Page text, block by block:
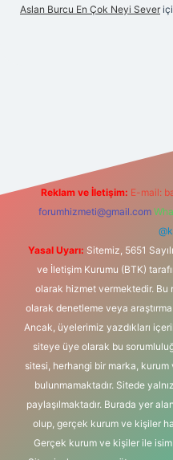
Aslan Burcu En Çok Neyi Sever
Reklam ve İletişim: E-mail:
forumhizmeti@gmail.com
Yasal Uyarı: Sitemiz, 5651
ve İletişim Kurumu (BTK)
olarak hizmet vermektedir.
olarak denetleme veya
Ancak, üyelerimiz yazdıkları
siteye üye olarak bu
sitesi, herhangi bir marka, kurum
bulunmamaktadır. Sitede
paylaşılmaktadır. Burada yer
olup, gerçek kurum ve kişiler
Gerçek kurum ve kişiler ile